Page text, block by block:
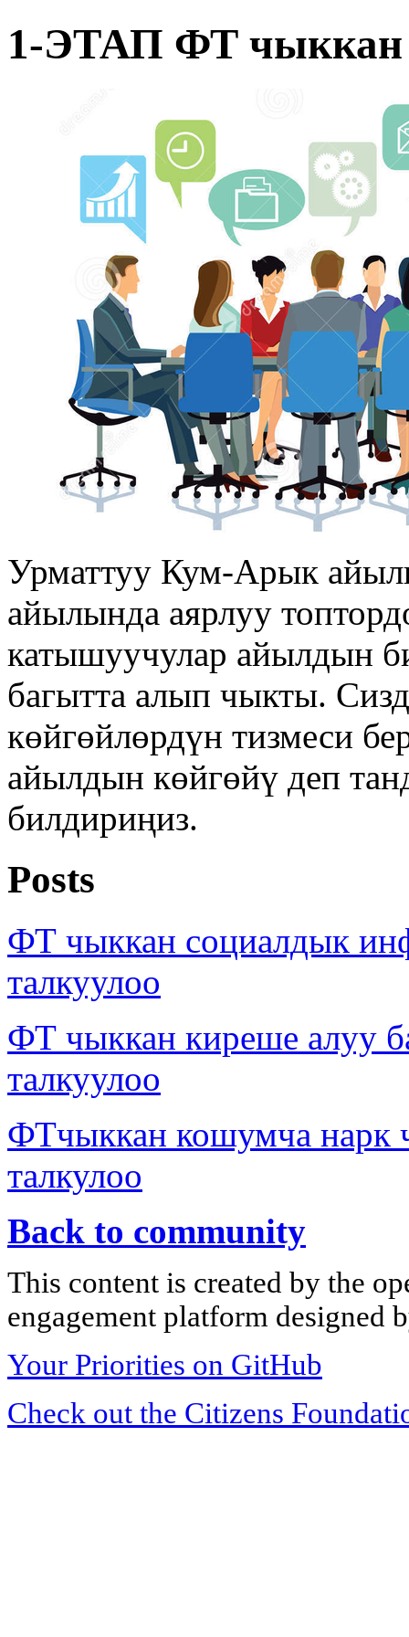
1-ЭТАП ФТ чыккан
Урматтуу Кум-Арык
айылында аярлуу
катышуучулар айылдын
багытта алып чыкты.
көйгөйлөрдүн тизмеси
айылдын көйгөйү деп
билдириңиз.
Posts
ФТ чыккан социалдык
талкуулоо
ФТ чыккан киреше алуу
талкуулоо
ФТчыккан кошумча нарк
талкулоо
Back to community
This content is created by the
engagement platform designed
Your Priorities on GitHub
Check out the Citizens